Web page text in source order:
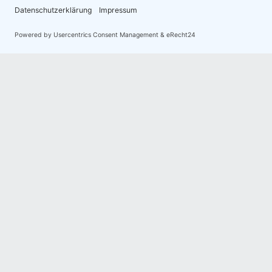
Steinheilkunde und den energetischen Eigenschaften der